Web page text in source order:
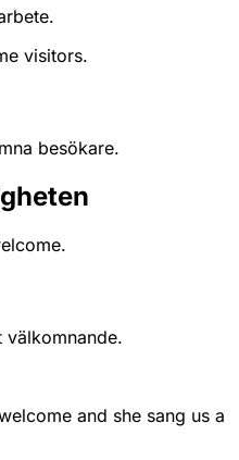
visitors.
besökare.
välkomnande.
and she sang us a